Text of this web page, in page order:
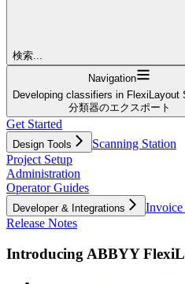
検索...
Navigation
Developing classifiers in FlexiLayout
分類器のエクスポート
Get Started
Design Tools
Scanning Station
Project Setup
Administration
Operator Guides
Developer & Integrations
Invoice
Release Notes
Introducing ABBYY